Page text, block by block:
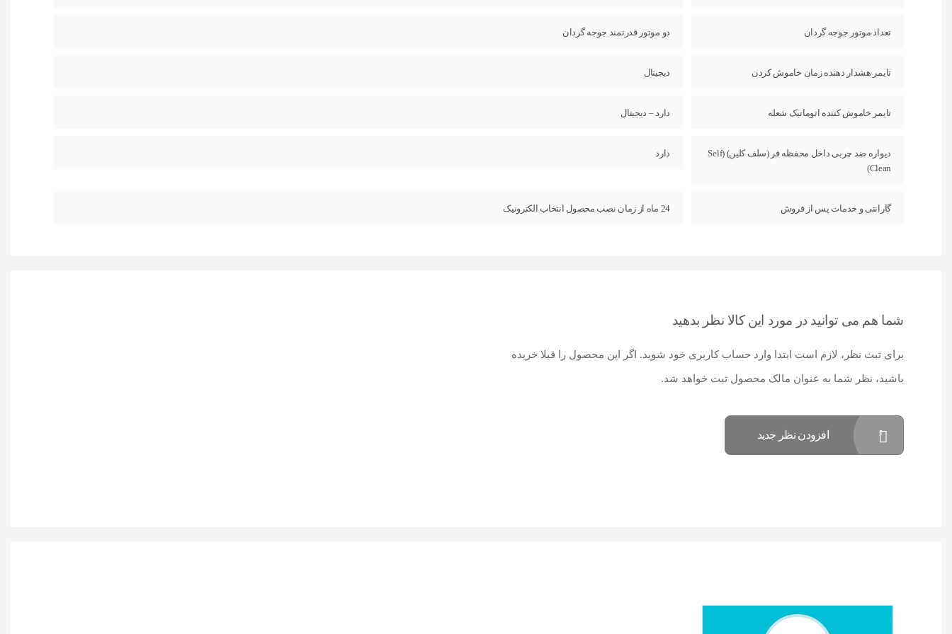
تعداد موتور جوجه گردان دو موتور قدرتمند جوجه گردان
تایمر هشدار دهنده زمان خاموش کردن دیجیتال
تایمر خاموش کننده اتوماتیک شعله دارد – دیجیتال
دیواره ضد چربی داخل محفظه فر (سلف کلین) (Self
Clean)
دارد
گارانتی و خدمات پس از فروش 24 ماه از زمان نصب محصول انتخاب الکترونیک
شما هم می توانید در مورد این کالا نظر بدهید
برای ثبت نظر، لازم است ابتدا وارد حساب کاربری خود شوید. اگر این محصول را قبلا خریده
باشید، نظر شما به عنوان مالک محصول ثبت خواهد شد.
افزودن نظر جدید